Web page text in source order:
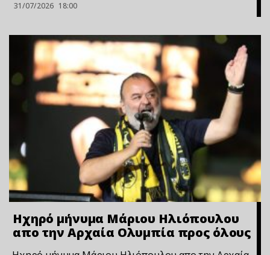
31/07/2026 18:00
Ηχηρό μήνυμα Μάριου Ηλιόπουλου
απο την Αρχαία Ολυμπία προς όλους